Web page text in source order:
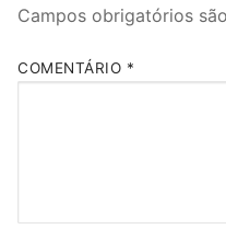
Campos obrigatórios
COMENTÁRIO *